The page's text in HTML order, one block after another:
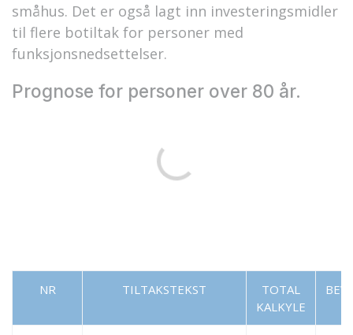
småhus. Det er også lagt inn investeringsmidler
til flere botiltak for personer med
funksjonsnedsettelser.
Prognose for personer over 80 år.
NR TILTAKSTEKST
TOTAL
KALKYLE